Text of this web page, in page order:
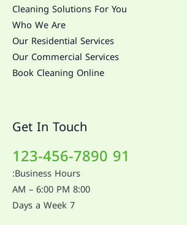
Cleaning Solutions For You
Who We Are
Our Residential Services
Our Commercial Services
Book Cleaning Online
Get In Touch
91 123-456-7890
Business Hours:
8:00 AM – 6:00 PM
7 Days a Week